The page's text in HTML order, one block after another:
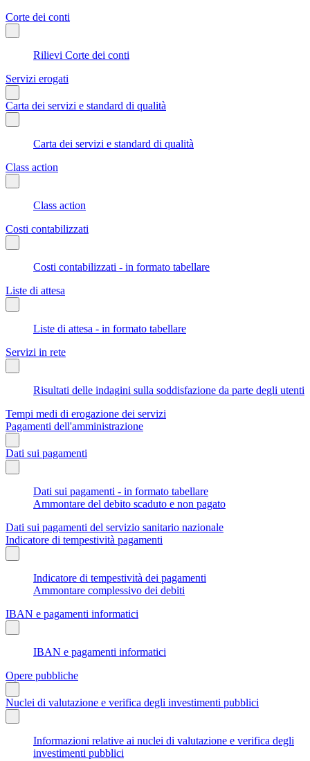
Corte dei conti
Rilievi Corte dei conti
Servizi erogati
Carta dei servizi e standard di qualità
Carta dei servizi e standard di qualità
Class action
Class action
Costi contabilizzati
Costi contabilizzati - in formato tabellare
Liste di attesa
Liste di attesa - in formato tabellare
Servizi in rete
Risultati delle indagini sulla soddisfazione da parte degli utenti
Tempi medi di erogazione dei servizi
Pagamenti dell'amministrazione
Dati sui pagamenti
Dati sui pagamenti - in formato tabellare
Ammontare del debito scaduto e non pagato
Dati sui pagamenti del servizio sanitario nazionale
Indicatore di tempestività pagamenti
Indicatore di tempestività dei pagamenti
Ammontare complessivo dei debiti
IBAN e pagamenti informatici
IBAN e pagamenti informatici
Opere pubbliche
Nuclei di valutazione e verifica degli investimenti pubblici
Informazioni relative ai nuclei di valutazione e verifica degli
investimenti pubblici